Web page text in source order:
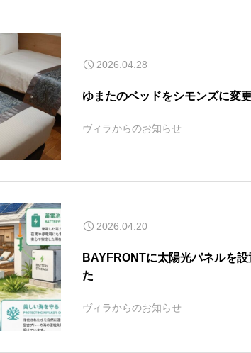
2026.04.28
ゆまたのベッドをシモンズに変
ヴィラからのお知らせ
2026.04.20
BAYFRONTに太陽光パネルを
た
ヴィラからのお知らせ